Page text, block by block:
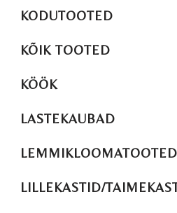
KODUTOOTED
KÕIK TOOTED
KÖÖK
LASTEKAUBAD
LEMMIKLOOMATOOTED
LILLEKASTID/